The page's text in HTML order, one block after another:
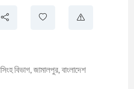
বিভাগ,জামালপুর,বাংলাদেশ